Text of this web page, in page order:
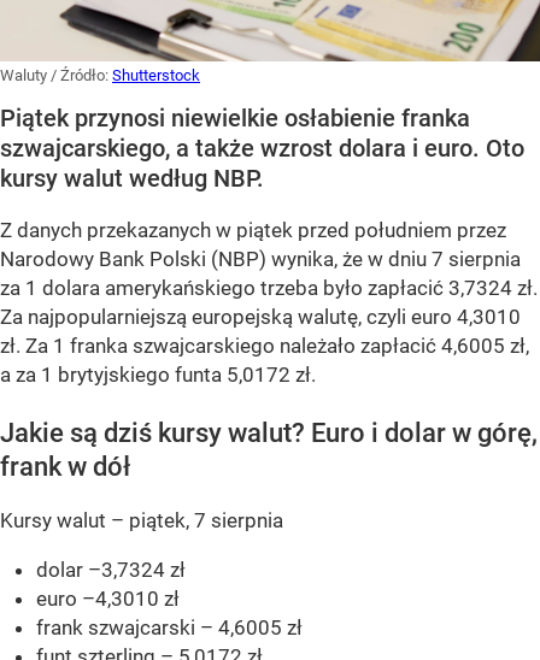
Waluty / Źródło: Shutterstock
Piątek przynosi niewielkie osłabienie franka
szwajcarskiego, a także wzrost dolara i euro. Oto
kursy walut według NBP.
Z danych przekazanych w piątek przed południem przez
Narodowy Bank Polski (NBP) wynika, że w dniu 7 sierpnia
za 1 dolara amerykańskiego trzeba było zapłacić 3,7324 zł.
Za najpopularniejszą europejską walutę, czyli euro 4,3010
zł. Za 1 franka szwajcarskiego należało zapłacić 4,6005 zł,
a za 1 brytyjskiego funta 5,0172 zł.
Jakie są dziś kursy walut? Euro i dolar w górę,
frank w dół
Kursy walut – piątek, 7 sierpnia
dolar –3,7324 zł
euro –4,3010 zł
frank szwajcarski – 4,6005 zł